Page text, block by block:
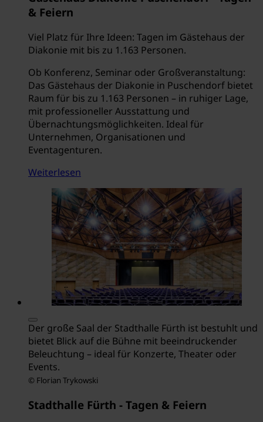
& Feiern
Viel Platz für Ihre Ideen: Tagen im Gästehaus der
Diakonie mit bis zu 1.163 Personen.
Ob Konferenz, Seminar oder Großveranstaltung:
Das Gästehaus der Diakonie in Puschendorf bietet
Raum für bis zu 1.163 Personen – in ruhiger Lage,
mit professioneller Ausstattung und
Übernachtungsmöglichkeiten. Ideal für
Unternehmen, Organisationen und
Eventagenturen.
Weiterlesen
Der große Saal der Stadthalle Fürth ist bestuhlt und
bietet Blick auf die Bühne mit beeindruckender
Beleuchtung – ideal für Konzerte, Theater oder
Events.
© Florian Trykowski
Stadthalle Fürth - Tagen & Feiern